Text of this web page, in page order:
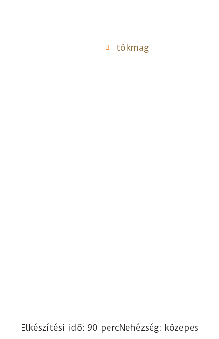
tökmag
Elkészítési idő: 90 percNehézség: közepes